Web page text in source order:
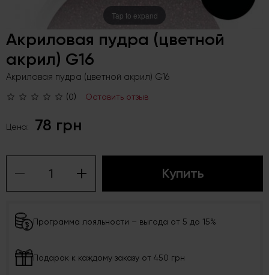
Tap to expand
Акриловая пудра (цветной
акрил) G16
Акриловая пудра (цветной акрил) G16
(0) Оставить отзыв
Цена: 78 грн
Купить
Программа лояльности – выгода от 5 до 15%
Подарок к каждому заказу от 450 грн